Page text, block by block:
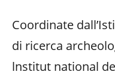
Coordinate
di ricerca
lnstitut national